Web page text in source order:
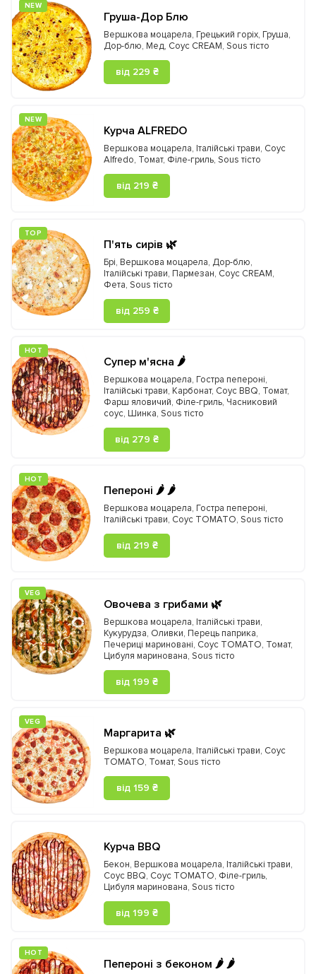
NEW
Груша-Дор Блю
Вершкова моцарела, Грецький горіх, Груша,
Дор-блю, Мед, Соус CREAM, Sous тісто
від 229 ₴
NEW
Курча ALFREDO
Вершкова моцарела, Італійські трави, Соус
Alfredo, Томат, Філе-гриль, Sous тісто
від 219 ₴
ТOP
П'ять сирів 🌿
Брі, Вершкова моцарела, Дор-блю,
Італійські трави, Пармезан, Соус CREAM,
Фета, Sous тісто
від 259 ₴
HOT
Супер м'ясна 🌶️
Вершкова моцарела, Гостра пепероні,
Італійські трави, Карбонат, Соус BBQ, Томат,
Фарш яловичий, Філе-гриль, Часниковий
соус, Шинка, Sous тісто
від 279 ₴
HOT
Пепероні 🌶️ 🌶️
Вершкова моцарела, Гостра пепероні,
Італійські трави, Соус TOMATO, Sous тісто
від 219 ₴
VEG
Овочева з грибами 🌿
Вершкова моцарела, Італійські трави,
Кукурудза, Оливки, Перець паприка,
Печериці мариновані, Соус TOMATO, Томат,
Цибуля маринована, Sous тісто
від 199 ₴
VEG
Маргарита 🌿
Вершкова моцарела, Італійські трави, Соус
TOMATO, Томат, Sous тісто
від 159 ₴
Курча BBQ
Бекон, Вершкова моцарела, Італійські трави,
Соус BBQ, Соус TOMATO, Філе-гриль,
Цибуля маринована, Sous тісто
від 199 ₴
HOT
Пепероні з беконом 🌶️ 🌶️